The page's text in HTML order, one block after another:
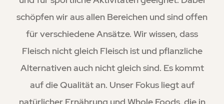
schöpfen wir aus allen Bereichen und sind offen
für verschiedene Ansätze. Wir wissen, dass
Fleisch nicht gleich Fleisch ist und pflanzliche
Alternativen auch nicht gleich sind. Es kommt
auf die Qualität an. Unser Fokus liegt auf